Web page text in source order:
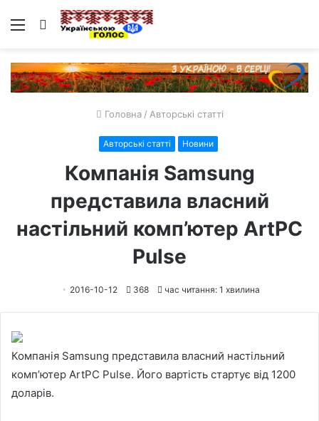
Меню Пошук
Головна / Авторські статті
Авторські статті Новини
Компанія Samsung
представила власний
настільний комп’ютер ArtPC
Pulse
2016-10-12 368 час читання: 1 хвилина
Компанія Samsung представила власний настільний
комп’ютер ArtPC Pulse. Його вартість стартує від 1200
доларів.